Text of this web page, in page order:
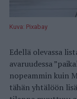
Kuva: Pixabay
Edellä olevassa
avaruudessa
nopeammin kuin
tähän yhtälöön